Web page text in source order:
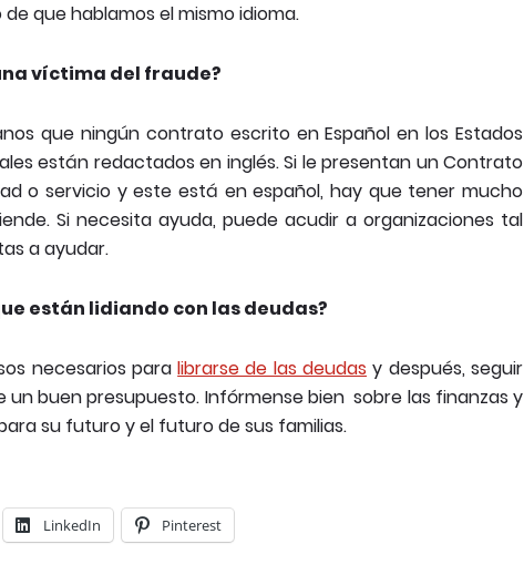
que hablamos el mismo idioma.
víctima del fraude?
que ningún contrato escrito en Español en los Estados
están redactados en inglés. Si le presentan un Contrato
o servicio y este está en español, hay que tener mucho
Si necesita ayuda, puede acudir a organizaciones tal
a ayudar.
están lidiando con las deudas?
necesarios paralibrarse de las deudas y después, seguir
buen presupuesto. Infórmense bien sobre las finanzas y
su futuro y el futuro de sus familias.
LinkedIn Pinterest